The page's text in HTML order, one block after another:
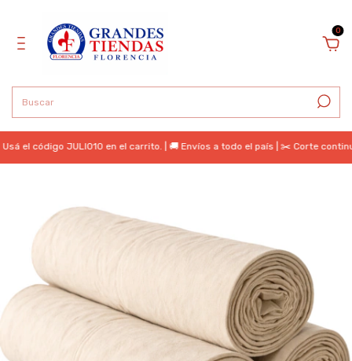
0
código JULIO10 en el carrito. | 🚚 Envíos a todo el país | ✂️ Corte continuo |